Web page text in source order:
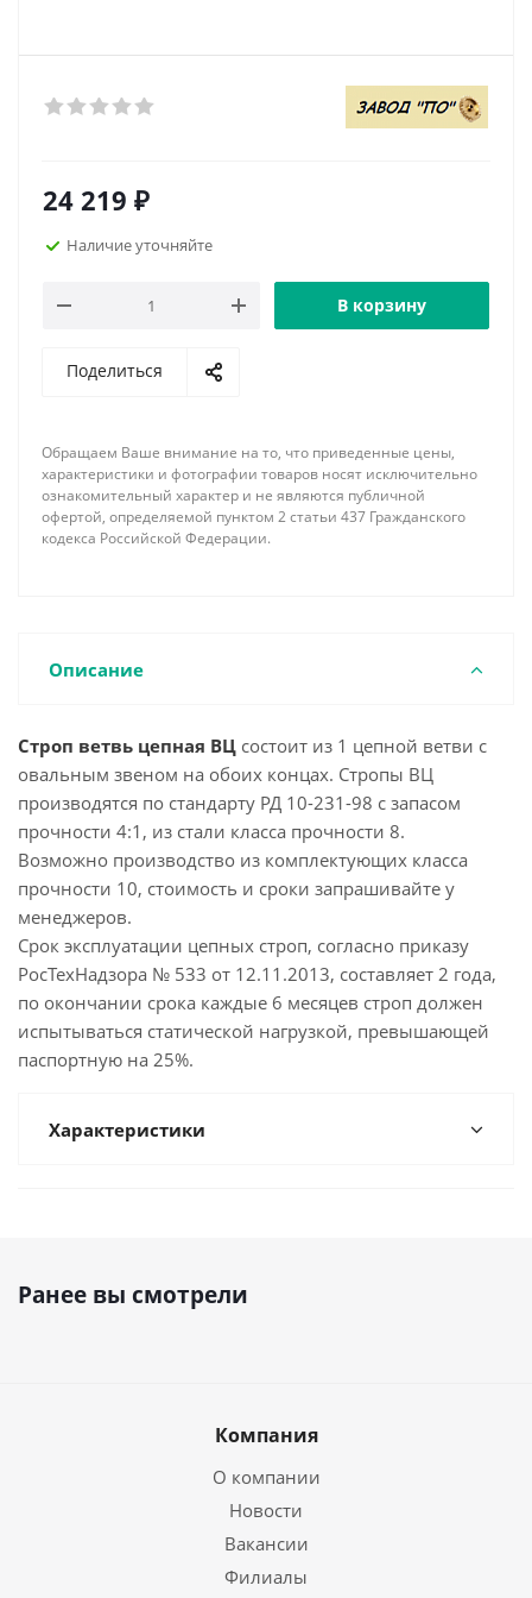
24 219 ₽
Наличие уточняйте
В корзину
Поделиться
Обращаем Ваше внимание на то, что приведенные цены,
характеристики и фотографии товаров носят исключительно
ознакомительный характер и не являются публичной
офертой, определяемой пунктом 2 статьи 437 Гражданского
кодекса Российской Федерации.
Описание
Строп ветвь цепная ВЦ состоит из 1 цепной ветви с
овальным звеном на обоих концах. Стропы ВЦ
производятся по стандарту РД 10-231-98 с запасом
прочности 4:1, из стали класса прочности 8.
Возможно производство из комплектующих класса
прочности 10, стоимость и сроки запрашивайте у
менеджеров.
Срок эксплуатации цепных строп, согласно приказу
РосТехНадзора № 533 от 12.11.2013, составляет 2 года,
по окончании срока каждые 6 месяцев строп должен
испытываться статической нагрузкой, превышающей
паспортную на 25%.
Характеристики
Ранее вы смотрели
Компания
О компании
Новости
Вакансии
Филиалы